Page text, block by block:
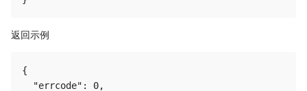
返回示例
{
  "errcode": 0,